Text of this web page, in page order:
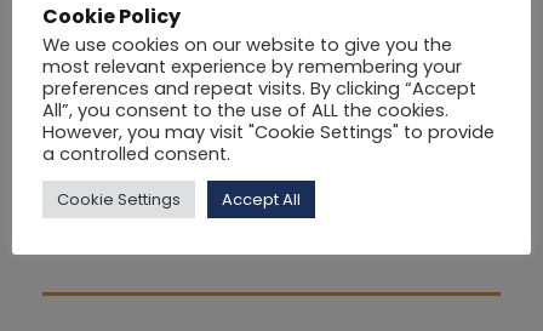
ερευνητικού έργου, η εφαρμογή των κατάλληλων
ερευνητικών μεθόδων, η συλλογή και
αναστοχαστική ανάλυση των δεδομένων, και η
παρουσίαση των αποτελεσμάτων.
Η ανάπτυξη της ικανότητας ετοιμασίας και
παρουσίασης σημαντικών πληροφοριών βάση
ποσοτικών ή ποιοτικών δεδομένων και η ποιοτική/
Cookie Policy
We use cookies on our website to give you the
most relevant experience by remembering your
preferences and repeat visits. By clicking “Accept
All”, you consent to the use of ALL the cookies.
However, you may visit "Cookie Settings" to provide
a controlled consent.
Cookie Settings Accept All